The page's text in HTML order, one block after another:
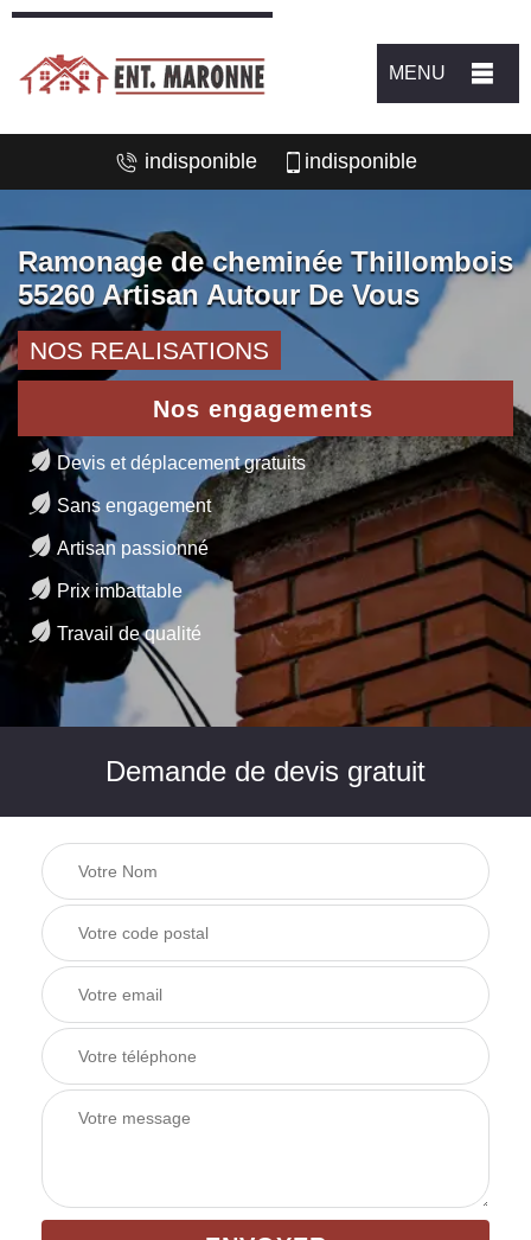
MENU
indisponible indisponible
Ramonage de cheminée Thillombois
55260 Artisan Autour De Vous
NOS REALISATIONS
Nos engagements
Devis et déplacement gratuits
Sans engagement
Artisan passionné
Prix imbattable
Travail de qualité
Demande de devis gratuit